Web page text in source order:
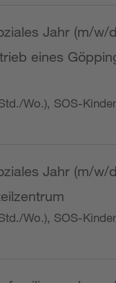
Jahr (m/w/
eines
Wo.), SOS-
Jahr (m/w/
Wo.), SOS-